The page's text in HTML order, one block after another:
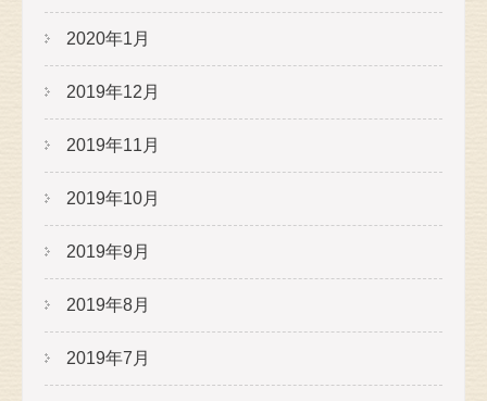
2020年1月
2019年12月
2019年11月
2019年10月
2019年9月
2019年8月
2019年7月